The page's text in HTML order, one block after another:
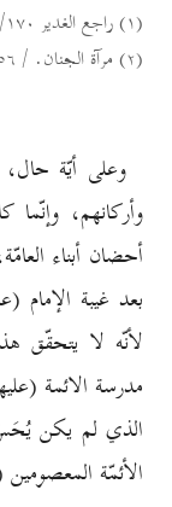
(۱) راجع الغدير ۱۱/۱۷٠ ـ ۱۷۲.
(۲) مرآة الجنان. / ۳٥٦ بحسب تخريجة الغدير ۱۱/۱۷٠.
وعلى أيّة
وأركانهم،
أحضان أبناء
بعد غيبة الإمام
لأنّه لا يتحقّق
مدرسة الائمة
الذي لم يكن
الأئمّة